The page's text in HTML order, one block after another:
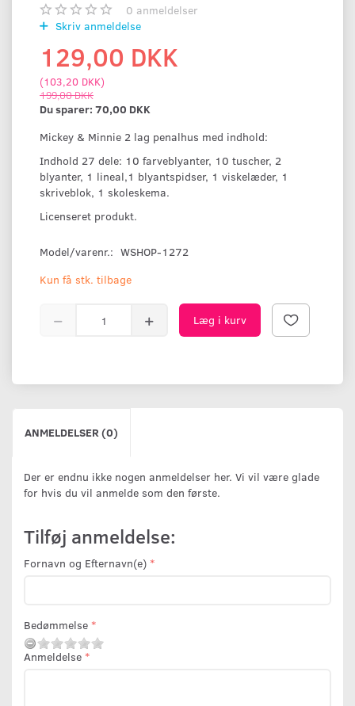
0 anmeldelser
Skriv anmeldelse
129,00 DKK
(103,20 DKK)
199,00 DKK
Du sparer: 70,00 DKK
Mickey & Minnie 2 lag penalhus med indhold:
Indhold 27 dele: 10 farveblyanter, 10 tuscher, 2
blyanter, 1 lineal,1 blyantspidser, 1 viskelæder, 1
skriveblok, 1 skoleskema.
Licenseret produkt.
Model/varenr.: WSHOP-1272
Kun få stk. tilbage
Læg i kurv
ANMELDELSER (0)
Der er endnu ikke nogen anmeldelser her. Vi vil være glade
for hvis du vil anmelde som den første.
Tilføj anmeldelse:
Fornavn og Efternavn(e)
Bedømmelse
Anmeldelse